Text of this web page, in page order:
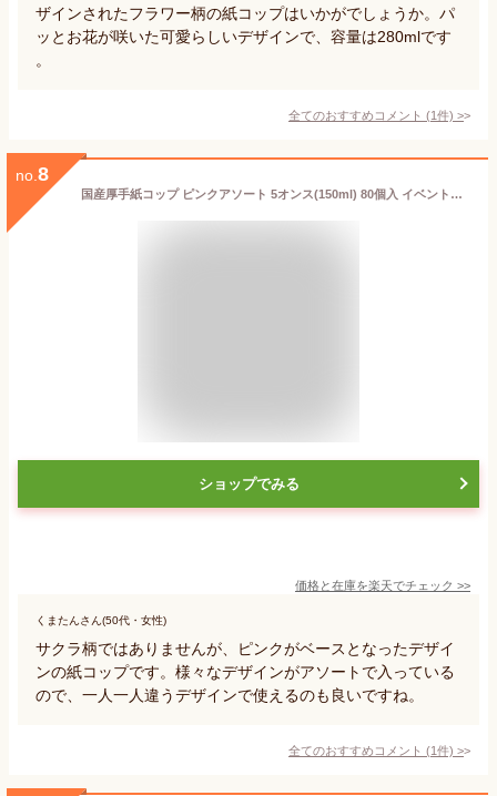
ザインされたフラワー柄の紙コップはいかがでしょうか。パ
ッとお花が咲いた可愛らしいデザインで、容量は280mlです
。
全てのおすすめコメント (1件) >
no. 8
国産厚手紙コップ ピンクアソート 5オンス(150ml) 80個入 イベントやお祝い、行事などにもおすすめ
ショップでみる
価格と在庫を楽天でチェック >>
くまたんさん(50代・女性)
サクラ柄ではありませんが、ピンクがベースとなったデザイ
ンの紙コップです。様々なデザインがアソートで入っている
ので、一人一人違うデザインで使えるのも良いですね。
全てのおすすめコメント (1件) >